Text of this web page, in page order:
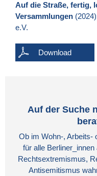
Auf die Straße, fertig,
Versammlungen
e.V.
Download
Auf der Suche
Ob im Wohn-, Arbeits-
für alle
Rechtsextremismus,
Antisemitismus